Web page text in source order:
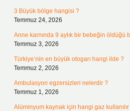
3 Büyük bölge hangisi ?
Temmuz 24, 2026
Anne karnında 9 aylık bir bebeğin öldüğü
Temmuz 3, 2026
Türkiye’nin en büyük otogarı hangi ilde ?
Temmuz 2, 2026
Ambulasyon egzersizleri nelerdir ?
Temmuz 1, 2026
Alüminyum kaynak için hangi gaz